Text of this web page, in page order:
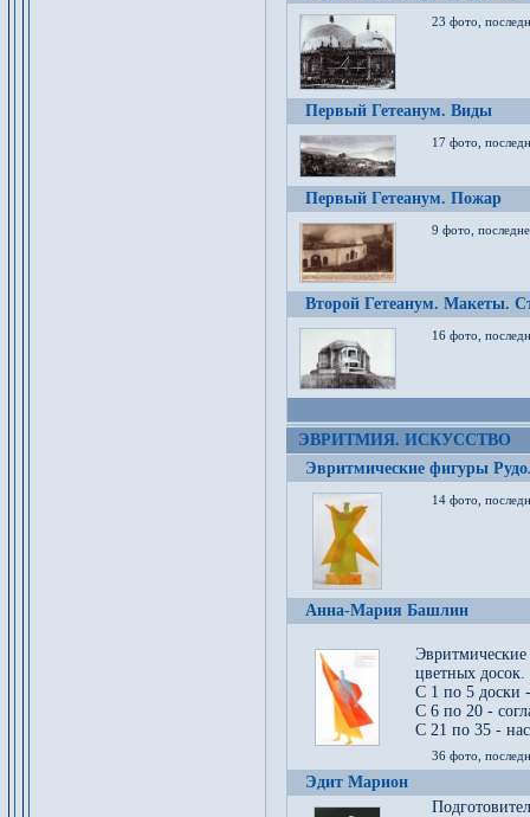
23 фото,
Первый Гетеанум. Виды
17 фото,
Первый Гетеанум. Пожар
9 фото,
Второй Гетеанум. Макеты.
16 фото,
ЭВРИТМИЯ. ИСКУССТВО
Эвритмические фигуры
14 фото,
Анна-Мария Башлин
цветных досок.
С 1 по 5 доски
С 6 по 20 -
С 21 по 35 -
36 фото,
Эдит Марион